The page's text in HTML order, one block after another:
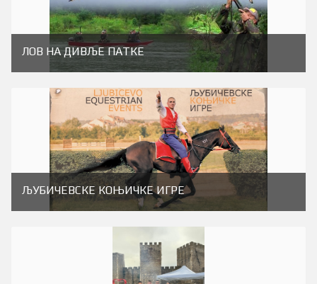
ЛОВ НА ДИВЉЕ ПАТКЕ
ЉУБИЧЕВСКЕ КОЊИЧКЕ ИГРЕ